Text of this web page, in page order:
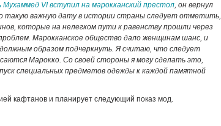
Мухаммед VI вступил на марокканский престол, он вернул
такую важную дату в истории страны следует отметить,
которые на нелегком пути к равенству прошли через
Марокканское общество дало женщинам шанс, и
образом подчеркнуть. Я считаю, что следует
Марокко. Со своей стороны я могу сделать это,
специальных предметов одежды к каждой памятной
кафтанов и планирует следующий показ мод.